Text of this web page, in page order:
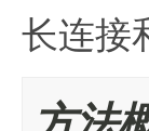
长连接